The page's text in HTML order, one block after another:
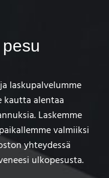
laskupalvelumme
alentaa
Laskemme
valmiiksi
yhteydessä
ulkopesusta.